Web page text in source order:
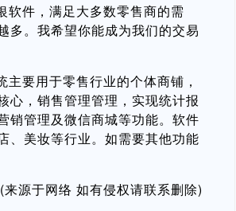
件，满足大多数零售商的需
多。我希望你能成为我们的交易
要用于零售行业的个体商铺，
心，销售管理管理，实现统计报
销管理及微信商城等功能。软件
、美妆等行业。如需要其他功能
(来源于网络 如有侵权请联系删除)